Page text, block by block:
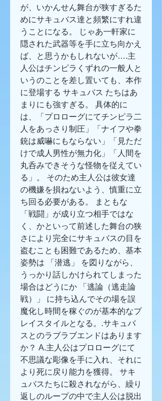
が、いかんせん舞台が狭すぎるた
めにサキュバス達と頻繁にすれ違
うことになる。 じゃあ一軒家に
隠された武器等を手に立ち向かえ
ば、と思うかもしれないが….主
人公はチンピラくずれの一般人と
いうのことを差し置いても、本作
に登場する サキュバス たちはあ
まりにも強すぎる。 具体的に
は、「プロローグにてチンピラ二
人をあっさり制圧」「ナイフや拳
銃は威嚇にもならない」「見ただ
けで成人男性が無力化」「人間を
丸呑みできそうな怪物を従えてい
る」。 そのため主人公は彼女達
の機嫌を損ねないよう、慎重に立
ち回る必要がある。 まともな
「戦闘」が成り立つ相手ではな
く、かといって前述した舞台の狭
さにより完全にサキュバスの目を
盗むことも困難であるため、基本
姿勢は 「潜逃」 を図りながら、
うっかり話しかけられてしまった
場合はどうにか 「逃論（逃走論
戦）」 に持ち込んでその場を誤
魔化し時間を稼ぐのが基本的なプ
レイスタイルとなる。.サキュバ
スとのラブラブエンドはあります
か？ A.主人公はプロローグにて
不思議な彫像を手に入れ、それに
より死に戻り能力を獲得。 サキ
ュバスたちに殺されながら、繰り
返しのループの中で主人公は脱出